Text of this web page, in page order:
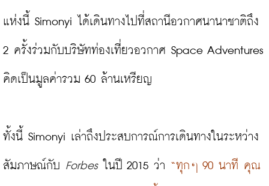
แห่งนี้ Simonyi ได้เดินทางไปที่สถานีอวกาศนานาชาติถึง
2 ครั้งร่วมกับบริษัทท่องเที่ยวอวกาศ Space Adventures
คิดเป็นมูลค่ารวม 60 ล้านเหรียญ
ทั้งนี้ Simonyi เล่าถึงประสบการณ์การเดินทางในระหว่าง
สัมภาษณ์กับ Forbes ในปี 2015 ว่า “ทุกๆ 90 นาที คุณ